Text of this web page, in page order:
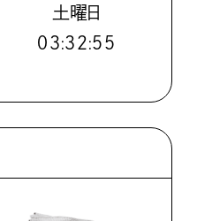
土曜日
０３:３２:５６